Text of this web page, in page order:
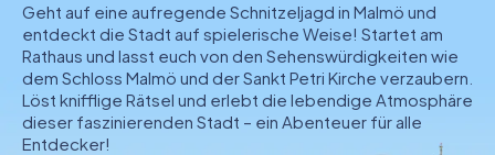
Touren
Teamevent
Tickets
Geht auf eine aufregende Schnitzeljagd in Malmö und
entdeckt die Stadt auf spielerische Weise! Startet am
Rathaus und lasst euch von den Sehenswürdigkeiten wie
dem Schloss Malmö und der Sankt Petri Kirche verzaubern.
Löst knifflige Rätsel und erlebt die lebendige Atmosphäre
dieser faszinierenden Stadt – ein Abenteuer für alle
Entdecker!